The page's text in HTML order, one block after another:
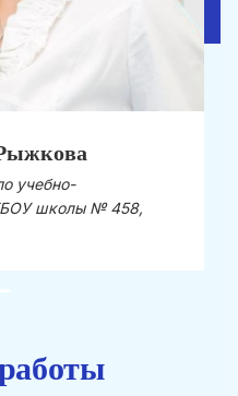
учебно-
школы № 458,